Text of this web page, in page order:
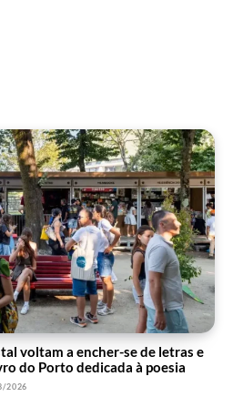
voltam a encher-se de letras e
do Porto dedicada à poesia
2026